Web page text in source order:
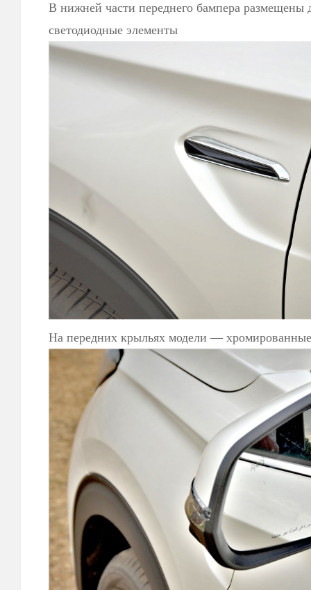
В нижней части переднего бампера размещены
светодиодные элементы
На передних крыльях модели —